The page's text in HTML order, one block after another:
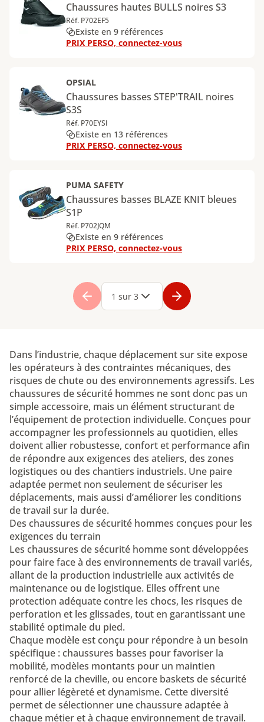
Chaussures hautes BULLS noires S3
Réf. P702EF5
Existe en 9 références
PRIX PERSO, connectez-vous
OPSIAL
Chaussures basses STEP'TRAIL noires
S3S
Réf. P70EYSI
Existe en 13 références
PRIX PERSO, connectez-vous
PUMA SAFETY
Chaussures basses BLAZE KNIT bleues
S1P
Réf. P702JQM
Existe en 9 références
PRIX PERSO, connectez-vous
1 sur 3
Dans l’industrie, chaque déplacement sur site expose
les opérateurs à des contraintes mécaniques, des
risques de chute ou des environnements agressifs. Les
chaussures de sécurité hommes ne sont donc pas un
simple accessoire, mais un élément structurant de
l’équipement de protection individuelle. Conçues pour
accompagner les professionnels au quotidien, elles
doivent allier robustesse, confort et performance afin
de répondre aux exigences des ateliers, des zones
logistiques ou des chantiers industriels. Une paire
adaptée permet non seulement de sécuriser les
déplacements, mais aussi d’améliorer les conditions
de travail sur la durée.
Des chaussures de sécurité hommes conçues pour les
exigences du terrain
Les chaussures de sécurité homme sont développées
pour faire face à des environnements de travail variés,
allant de la production industrielle aux activités de
maintenance ou de logistique. Elles offrent une
protection adéquate contre les chocs, les risques de
perforation et les glissades, tout en garantissant une
stabilité optimale du pied.
Chaque modèle est conçu pour répondre à un besoin
spécifique : chaussures basses pour favoriser la
mobilité, modèles montants pour un maintien
renforcé de la cheville, ou encore baskets de sécurité
pour allier légèreté et dynamisme. Cette diversité
permet de sélectionner une chaussure adaptée à
chaque métier et à chaque environnement de travail.